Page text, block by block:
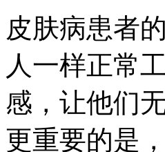
皮肤病患者
人一样正常
感，让他们
更重要的是